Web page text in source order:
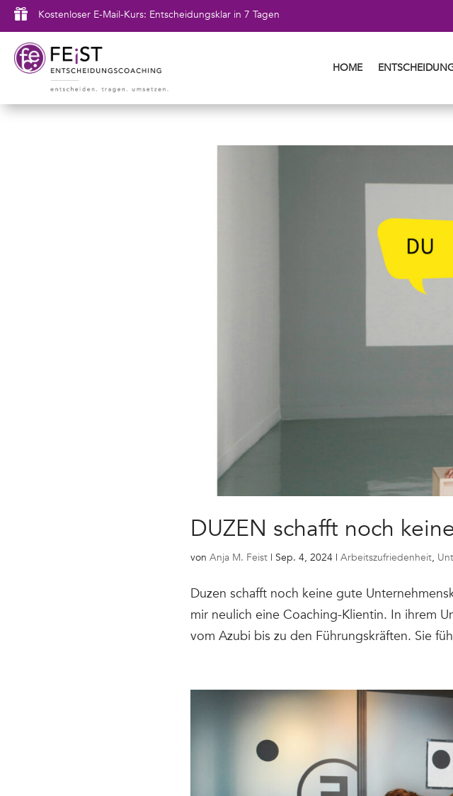
 Kostenloser E-Mail-Kurs: Entscheidungsklar in 7 Tagen
HOME
DUZEN schafft noch
von Anja M. Feist| Sep. 4, 2024| Arbeitszufriedenheit,
Duzen schafft noch keine gute
mir neulich eine Coaching-Klientin. In ihrem
vom Azubi bis zu den Führungskräften. Sie